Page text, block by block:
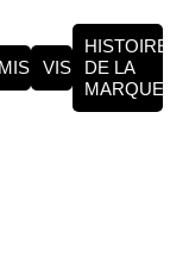
MISSIONVISION
HISTOIRE
DE LA
MARQUE